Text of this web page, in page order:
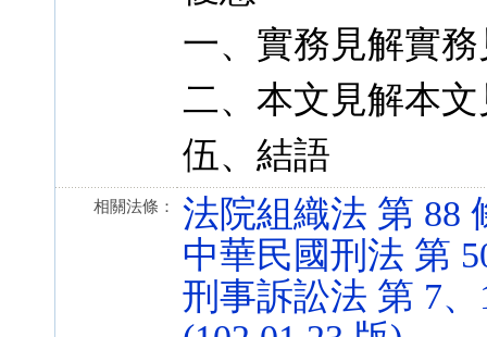
一、實務見解實
二、本文見解本
伍、結語
相關法條：
法院組織法 第 88
中華民國刑法 第
刑事訴訟法 第 7、